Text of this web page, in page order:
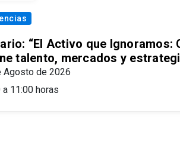
“El Activo que Ignoramos:
talento, mercados y
Agosto de 2026
a 11:00 horas